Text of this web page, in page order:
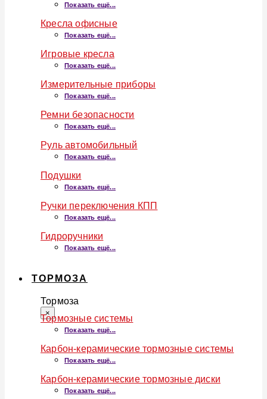
Показать ещё...
Кресла офисные
Показать ещё...
Игровые кресла
Показать ещё...
Измерительные приборы
Показать ещё...
Ремни безопасности
Показать ещё...
Руль автомобильный
Показать ещё...
Подушки
Показать ещё...
Ручки переключения КПП
Показать ещё...
Гидроручники
Показать ещё...
ТОРМОЗА
Тормоза
×
Тормозные системы
Показать ещё...
Карбон-керамические тормозные системы
Показать ещё...
Карбон-керамические тормозные диски
Показать ещё...